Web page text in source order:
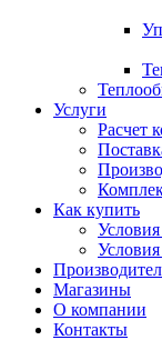
Услуги
Расчет
Как купить
Магазины
О компании
Контакты